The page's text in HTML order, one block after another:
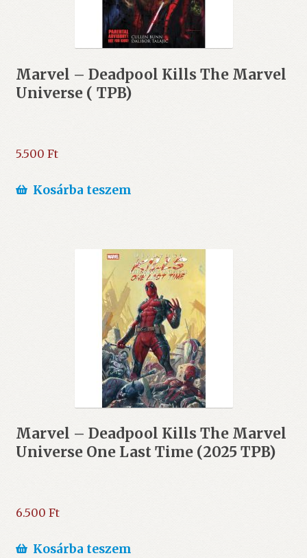
Marvel – Deadpool Kills The Marvel
Universe ( TPB)
5.500 Ft
Kosárba teszem
Marvel – Deadpool Kills The Marvel
Universe One Last Time (2025 TPB)
6.500 Ft
Kosárba teszem